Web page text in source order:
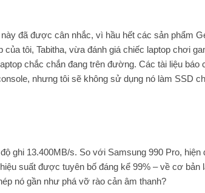
đã được cân nhắc, vì hầu hết các sản phẩm
tôi, Tabitha, vừa đánh giá chiếc laptop chơi
chắc chắn đang trên đường. Các tài liệu báo
nhưng tôi sẽ không sử dụng nó làm SSD
ghi 13.400MB/s. So với Samsung 990 Pro, hiện
suất được tuyên bố đáng kể 99% – về cơ bản
nó gần như phá vỡ rào cản âm thanh?